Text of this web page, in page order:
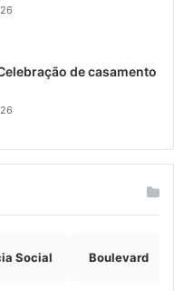
de casamento
Social Boulevard